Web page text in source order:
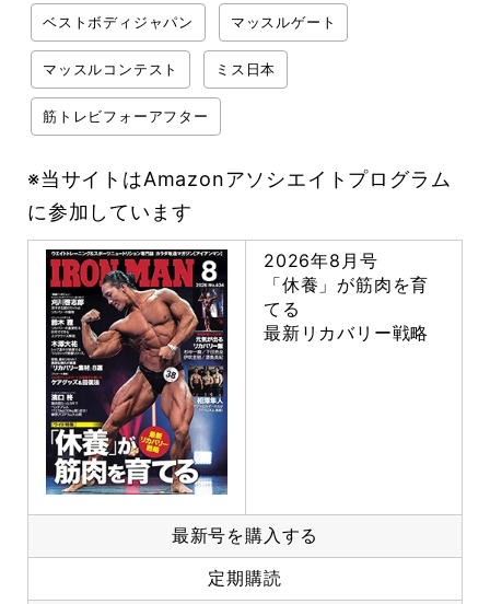
ベストボディジャパン マッスルゲート
マッスルコンテスト ミス日本
筋トレビフォーアフター
※当サイトはAmazonアソシエイトプログラム
に参加しています
2026年8月号
「休養」が筋肉を育
てる
最新リカバリー戦略
最新号を購入する
定期購読